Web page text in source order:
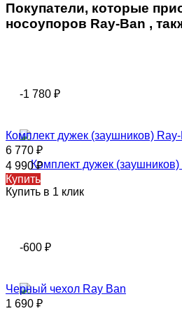
Покупатели, которые
носоупоров Ray-Ban ,
-1 780 ₽
Комплект дужек (заушников)
6 770 ₽
4 990₽
Купить
Купить в 1 клик
-600 ₽
Черный чехол Ray Ban
1 690 ₽